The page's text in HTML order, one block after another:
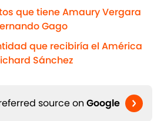
que tiene Amaury Vergara
Gago
que recibiría el América
Sánchez
source on Google